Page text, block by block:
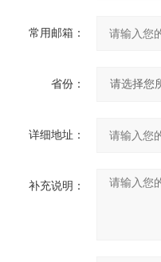
常用邮箱：
省份：
详细地址：
补充说明：